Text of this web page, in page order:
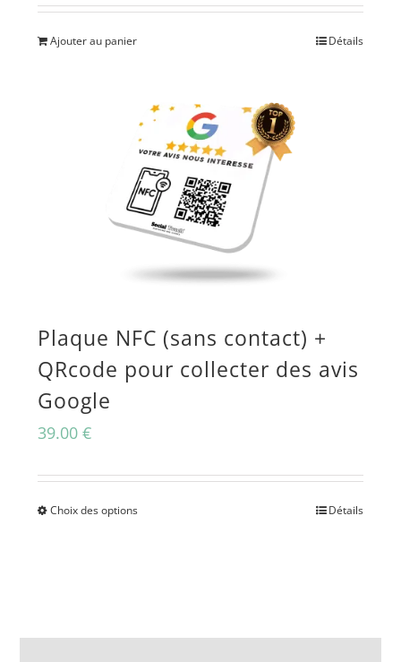
Ajouter au panier Détails
Plaque NFC (sans contact) +
QRcode pour collecter des avis
Google
39.00€
Choix des optionsCe
variations.
Détails